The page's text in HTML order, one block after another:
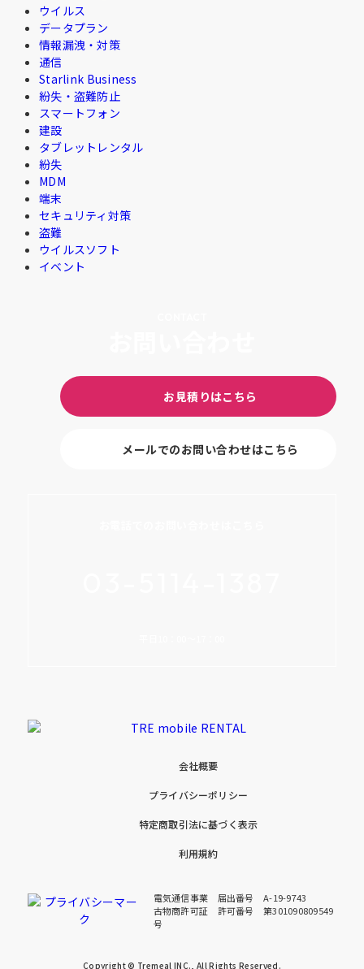
ウイルス
データプラン
情報漏洩・対策
通信
Starlink Business
紛失・盗難防止
スマートフォン
建設
タブレットレンタル
紛失
MDM
端末
セキュリティ対策
盗難
ウイルスソフト
イベント
お見積りはこちら
メールでのお問い合わせはこちら
会社概要
プライバシーポリシー
特定商取引法に基づく表示
利用規約
電気通信事業 届出番号 A-19-9743
古物商許可証 許可番号 第301090809549
号
Copyright © Tremeal INC., All Rights Reserved.